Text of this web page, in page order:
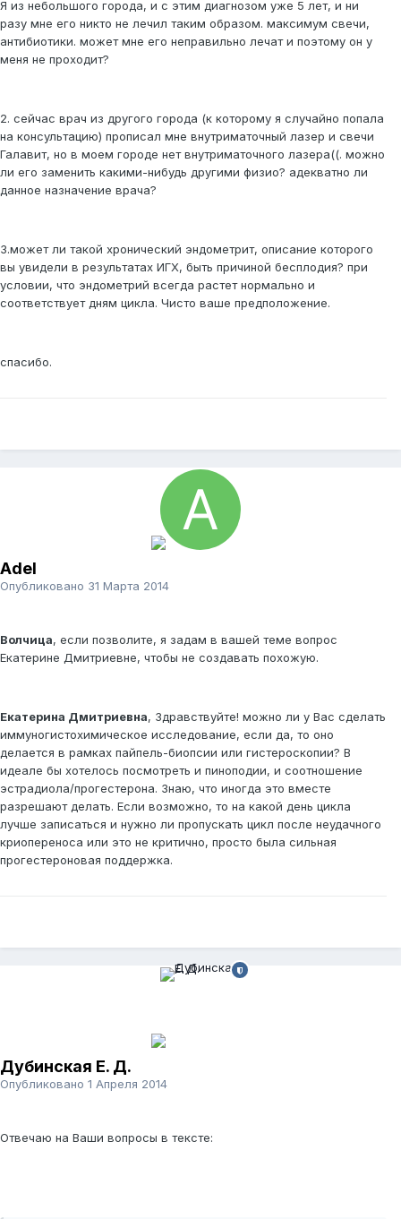
Я из небольшого города, и с этим диагнозом уже 5 лет, и ни
разу мне его никто не лечил таким образом. максимум свечи,
антибиотики. может мне его неправильно лечат и поэтому он у
меня не проходит?
2. сейчас врач из другого города (к которому я случайно попала
на консультацию) прописал мне внутриматочный лазер и свечи
Галавит, но в моем городе нет внутриматочного лазера((. можно
ли его заменить какими-нибудь другими физио? адекватно ли
данное назначение врача?
3.может ли такой хронический эндометрит, описание которого
вы увидели в результатах ИГХ, быть причиной бесплодия? при
условии, что эндометрий всегда растет нормально и
соответствует дням цикла. Чисто ваше предположение.
спасибо.
Adel
Опубликовано 31 Марта 2014
Волчица, если позволите, я задам в вашей теме вопрос
Екатерине Дмитриевне, чтобы не создавать похожую.
Екатерина Дмитриевна, Здравствуйте! можно ли у Вас сделать
иммуногистохимическое исследование, если да, то оно
делается в рамках пайпель-биопсии или гистероскопии? В
идеале бы хотелось посмотреть и пиноподии, и соотношение
эстрадиола/прогестерона. Знаю, что иногда это вместе
разрешают делать. Если возможно, то на какой день цикла
лучше записаться и нужно ли пропускать цикл после неудачного
криопереноса или это не критично, просто была сильная
прогестероновая поддержка.
Дубинская Е. Д.
Опубликовано 1 Апреля 2014
Отвечаю на Ваши вопросы в тексте: